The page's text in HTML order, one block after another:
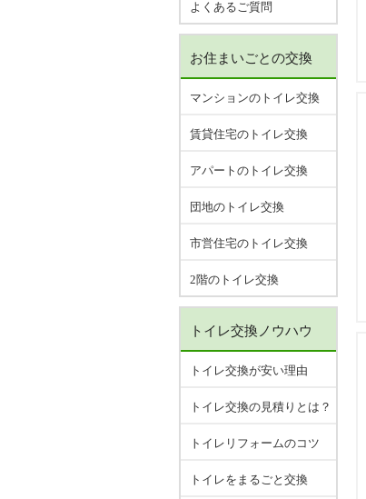
よくあるご質問
お住まいごとの交換
マンションのトイレ交換
賃貸住宅のトイレ交換
アパートのトイレ交換
団地のトイレ交換
市営住宅のトイレ交換
2階のトイレ交換
トイレ交換ノウハウ
トイレ交換が安い理由
トイレ交換の見積りとは？
トイレリフォームのコツ
トイレをまるごと交換